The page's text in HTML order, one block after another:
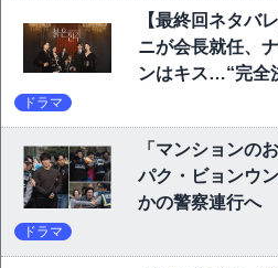
【最終回ネタバ
ニが会長就任、
ンはキス…“完全
ドラマ
「マンションの
パク・ビョンウ
かの警察連行へ
ドラマ